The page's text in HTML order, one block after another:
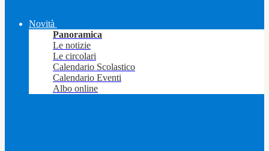
Novità
Panoramica
Le notizie
Le circolari
Calendario Scolastico
Calendario Eventi
Albo online